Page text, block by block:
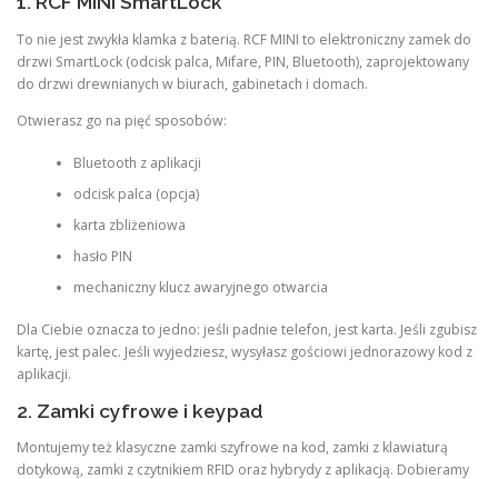
To nie jest zwykła klamka z baterią. RCF MINI to elektroniczny zamek do
drzwi SmartLock (odcisk palca, Mifare, PIN, Bluetooth), zaprojektowany
do drzwi drewnianych w biurach, gabinetach i domach.
Otwierasz go na pięć sposobów:
Bluetooth z aplikacji
odcisk palca (opcja)
karta zbliżeniowa
hasło PIN
mechaniczny klucz awaryjnego otwarcia
Dla Ciebie oznacza to jedno: jeśli padnie telefon, jest karta. Jeśli zgubisz
kartę, jest palec. Jeśli wyjedziesz, wysyłasz gościowi jednorazowy kod z
aplikacji.
2. Zamki cyfrowe i keypad
Montujemy też klasyczne zamki szyfrowe na kod, zamki z klawiaturą
dotykową, zamki z czytnikiem RFID oraz hybrydy z aplikacją. Dobieramy